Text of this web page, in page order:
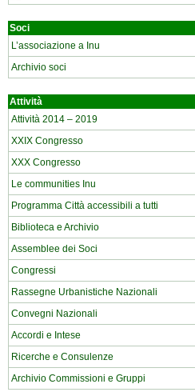
Soci
L’associazione a Inu
Archivio soci
Attività
Attività 2014 – 2019
XXIX Congresso
XXX Congresso
Le communities Inu
Programma Città accessibili a tutti
Biblioteca e Archivio
Assemblee dei Soci
Congressi
Rassegne Urbanistiche Nazionali
Convegni Nazionali
Accordi e Intese
Ricerche e Consulenze
Archivio Commissioni e Gruppi